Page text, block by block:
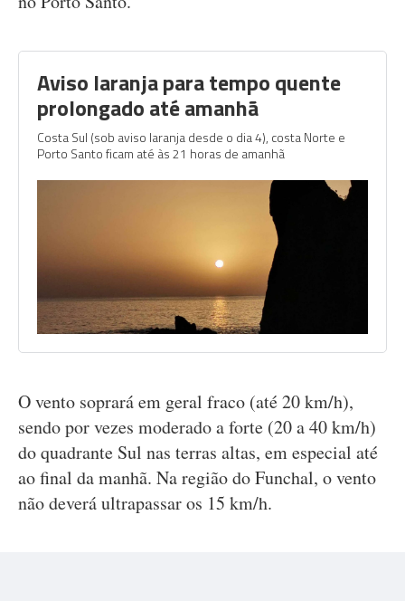
Aviso laranja para tempo quente
prolongado até amanhã
Costa Sul (sob aviso laranja desde o dia 4), costa Norte e
Porto Santo ficam até às 21 horas de amanhã
O vento soprará em geral fraco (até 20 km/h),
sendo por vezes moderado a forte (20 a 40 km/h)
do quadrante Sul nas terras altas, em especial até
ao final da manhã. Na região do Funchal, o vento
não deverá ultrapassar os 15 km/h.